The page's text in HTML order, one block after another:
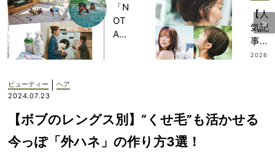
「N
OT
A
記憶
に一
生残
【人
気記
事ベ
スト
編】
2026
ビューティー
ヘア
2024.07.23
【ボブのレングス別】“くせ毛”も活かせる
今っぽ「外ハネ」の作り方3選！